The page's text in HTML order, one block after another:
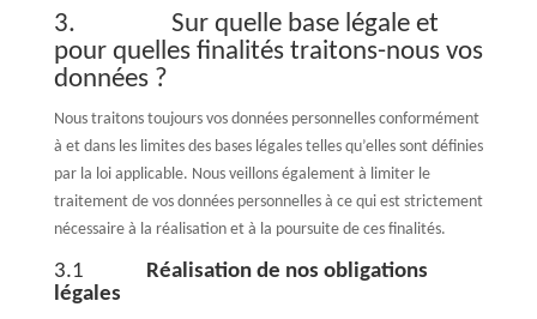
3. Sur quelle base légale et
pour quelles finalités traitons-nous vos
données ?
Nous traitons toujours vos données personnelles conformément
à et dans les limites des bases légales telles qu’elles sont définies
par la loi applicable. Nous veillons également à limiter le
traitement de vos données personnelles à ce qui est strictement
nécessaire à la réalisation et à la poursuite de ces finalités.
3.1 Réalisation de nos obligations
légales